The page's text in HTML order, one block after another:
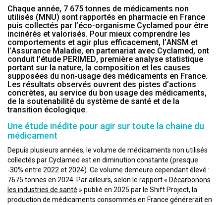
Chaque année, 7 675 tonnes de médicaments non
utilisés (MNU) sont rapportés en pharmacie en France
puis collectés par l’éco-organisme Cyclamed pour être
incinérés et valorisés. Pour mieux comprendre les
comportements et agir plus efficacement, l’ANSM et
l’Assurance Maladie, en partenariat avec Cyclamed, ont
conduit l’étude PERIMED, première analyse statistique
portant sur la nature, la composition et les causes
supposées du non-usage des médicaments en France.
Les résultats observés ouvrent des pistes d’actions
concrètes, au service du bon usage des médicaments,
de la soutenabilité du système de santé et de la
transition écologique.
Une étude inédite pour agir sur toute la chaine du
médicament
Depuis plusieurs années, le volume de médicaments non utilisés
collectés par Cyclamed est en diminution constante (presque
-30% entre 2022 et 2024). Ce volume demeure cependant élevé :
7675 tonnes en 2024. Par ailleurs, selon le rapport « Décarbonons
les industries de santé » publié en 2025 par le Shift Project, la
production de médicaments consommés en France générerait en